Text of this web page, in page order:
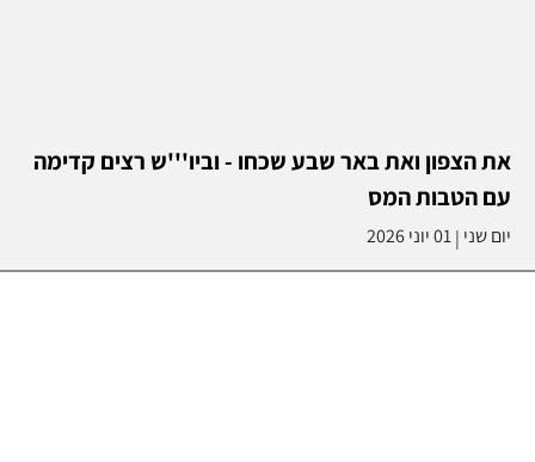
את הצפון ואת באר שבע שכחו - וביו'''ש רצים קדימה
עם הטבות המס
יום שני |01 יוני 2026